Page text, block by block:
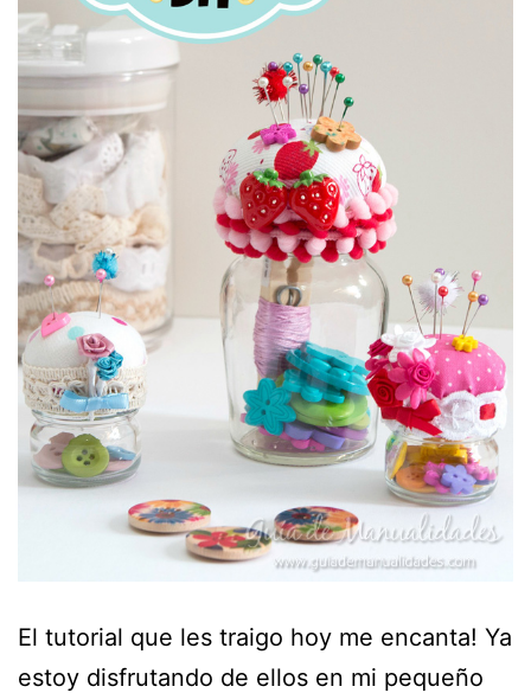
El tutorial que les traigo hoy me encanta! Ya
estoy disfrutando de ellos en mi pequeño